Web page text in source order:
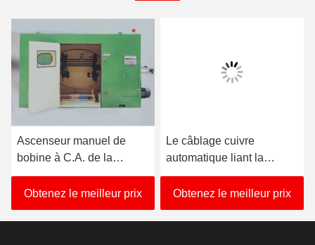
Ascenseur manuel de
bobine à C.A. de la
toronneuse de câble de
PVC de GV 20HP
Obtenez le meilleur prix
Le câblage cuivre
automatique liant la
machine 3350KG axent la
taille 850mm
Obtenez le meilleur prix